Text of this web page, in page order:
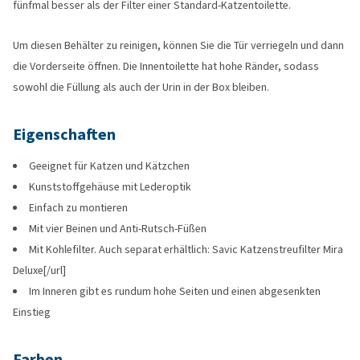
fünfmal besser als der Filter einer Standard-Katzentoilette.
Um diesen Behälter zu reinigen, können Sie die Tür verriegeln und dann
die Vorderseite öffnen. Die Innentoilette hat hohe Ränder, sodass
sowohl die Füllung als auch der Urin in der Box bleiben.
Eigenschaften
Geeignet für Katzen und Kätzchen
Kunststoffgehäuse mit Lederoptik
Einfach zu montieren
Mit vier Beinen und Anti-Rutsch-Füßen
Mit Kohlefilter. Auch separat erhältlich: Savic Katzenstreufilter Mira
Deluxe[/url]
Im Inneren gibt es rundum hohe Seiten und einen abgesenkten
Einstieg